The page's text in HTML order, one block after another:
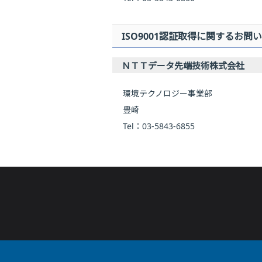
ISO9001認証取得に関するお問
ＮＴＴデータ先端技術株式会社
環境テクノロジー事業部
豊崎
Tel：03-5843-6855